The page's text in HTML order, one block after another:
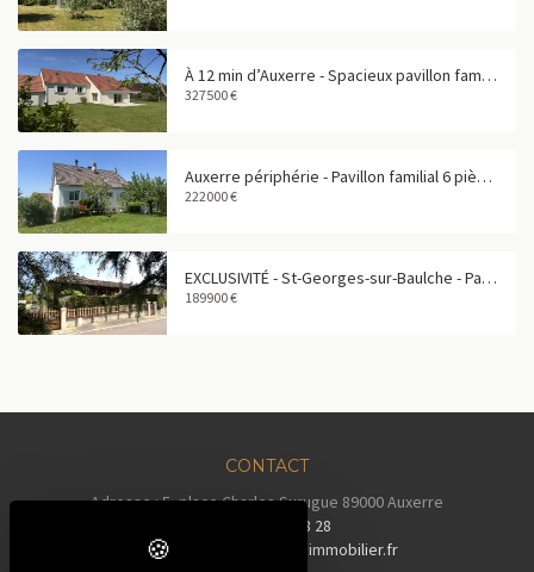
À 12 min d’Auxerre - Spacieux pavillon familial de 180 m²
327500 €
Auxerre périphérie - Pavillon familial 6 pièces avec sous-sol total
222000 €
EXCLUSIVITÉ - St-Georges-sur-Baulche - Pavillon 4 pièces avec vie de plain-pied
189900 €
CONTACT
Adresse : 5, place Charles Surugue 89000 Auxerre
03 86 72 28 28
Email :
contact@auxerreimmobilier.fr